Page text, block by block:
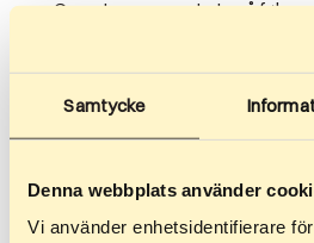
Samtycke
Denna webbplats använder
Vi använder enhetsidentifierare
Grepet er suverent uten å føles
kjørere som presser på i høy
annet ved tester på Nasjonalt
elite- og landslagsutøvere
Premium-hjul (rullemotstand 2 og 3)
beste